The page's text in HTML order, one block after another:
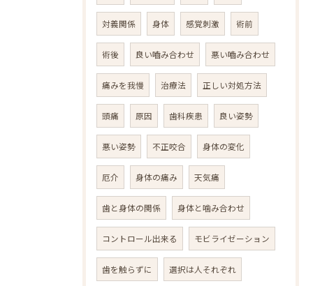
対義関係 身体 感覚刺激 術前
術後 良い嚙み合わせ 悪い嚙み合わせ
痛みを我慢 治療法 正しい対処方法
頭痛 原因 歯科疾患 良い姿勢
悪い姿勢 不正咬合 身体の変化
厄介 身体の痛み 天気痛
歯と身体の関係 身体と噛み合わせ
コントロール出来る モビライゼーション
歯を触らずに 選択は人それぞれ